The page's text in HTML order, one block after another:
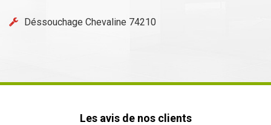
Déssouchage Chevaline 74210
Les avis de nos clients